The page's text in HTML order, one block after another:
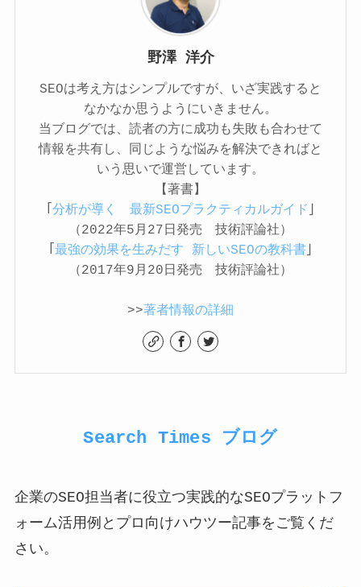
野澤 洋介
SEOは考え方はシンプルですが、いざ実践すると
なかなか思うようにいきません。
当ブログでは、読者の方に成功も失敗も合わせて
情報を共有し、同じような悩みを解決できればと
いう思いで運営しています。
【著書】
「 分析が導く 最新SEOプラクティカルガイド
（2022年5月27日発売 技術評論社）
「 最強の効果を生みだす 新しいSEOの教科書
（2017年9月20日発売 技術評論社）
>>著者情報の詳細
Search Times ブログ
企業のSEO担当者に役立つ実践的なSEOプラットフ
ォーム活用例とプロ向けハウツー記事をご覧くだ
さい。